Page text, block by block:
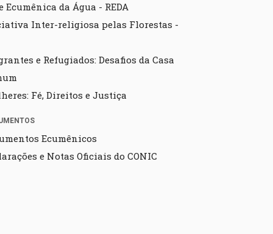
Ecumênica da Água - REDA
Inter-religiosa pelas Florestas -
e Refugiados: Desafios da Casa
Fé, Direitos e Justiça
Ecumênicos
e Notas Oficiais do CONIC